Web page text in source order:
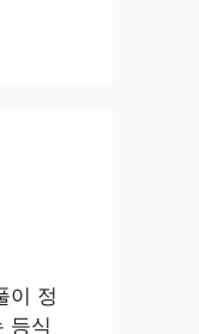
이 정
등식